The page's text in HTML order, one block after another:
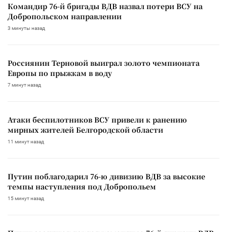
Командир 76-й бригады ВДВ назвал потери ВСУ на
Добропольском направлении
3 минуты назад
Россиянин Терновой выиграл золото чемпионата
Европы по прыжкам в воду
7 минут назад
Атаки беспилотников ВСУ привели к ранению
мирных жителей Белгородской области
11 минут назад
Путин поблагодарил 76-ю дивизию ВДВ за высокие
темпы наступления под Добропольем
15 минут назад